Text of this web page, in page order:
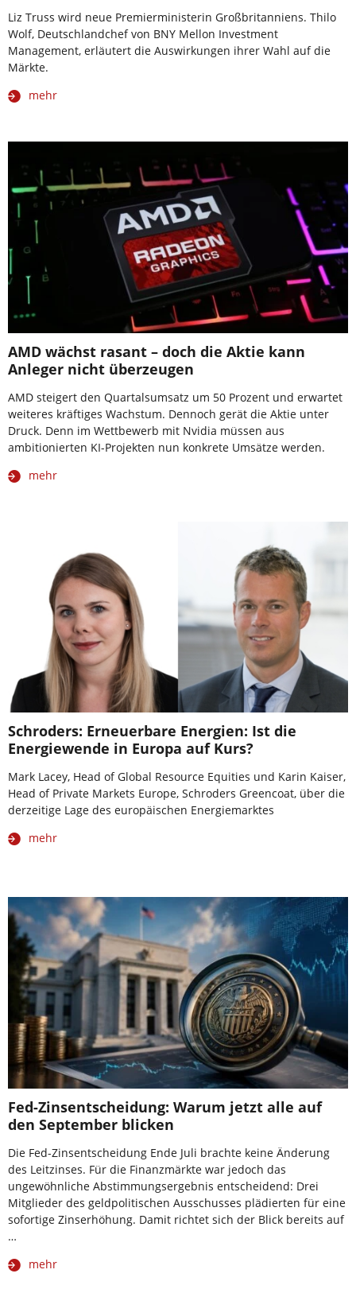
Liz Truss wird neue Premierministerin Großbritanniens. Thilo
Wolf, Deutschlandchef von BNY Mellon Investment
Management, erläutert die Auswirkungen ihrer Wahl auf die
Märkte.
mehr
AMD wächst rasant – doch die Aktie kann
Anleger nicht überzeugen
AMD steigert den Quartalsumsatz um 50 Prozent und erwartet
weiteres kräftiges Wachstum. Dennoch gerät die Aktie unter
Druck. Denn im Wettbewerb mit Nvidia müssen aus
ambitionierten KI-Projekten nun konkrete Umsätze werden.
mehr
Schroders: Erneuerbare Energien: Ist die
Energiewende in Europa auf Kurs?
Mark Lacey, Head of Global Resource Equities und Karin Kaiser,
Head of Private Markets Europe, Schroders Greencoat, über die
derzeitige Lage des europäischen Energiemarktes
mehr
Fed-Zinsentscheidung: Warum jetzt alle auf
den September blicken
Die Fed-Zinsentscheidung Ende Juli brachte keine Änderung
des Leitzinses. Für die Finanzmärkte war jedoch das
ungewöhnliche Abstimmungsergebnis entscheidend: Drei
Mitglieder des geldpolitischen Ausschusses plädierten für eine
sofortige Zinserhöhung. Damit richtet sich der Blick bereits auf
…
mehr